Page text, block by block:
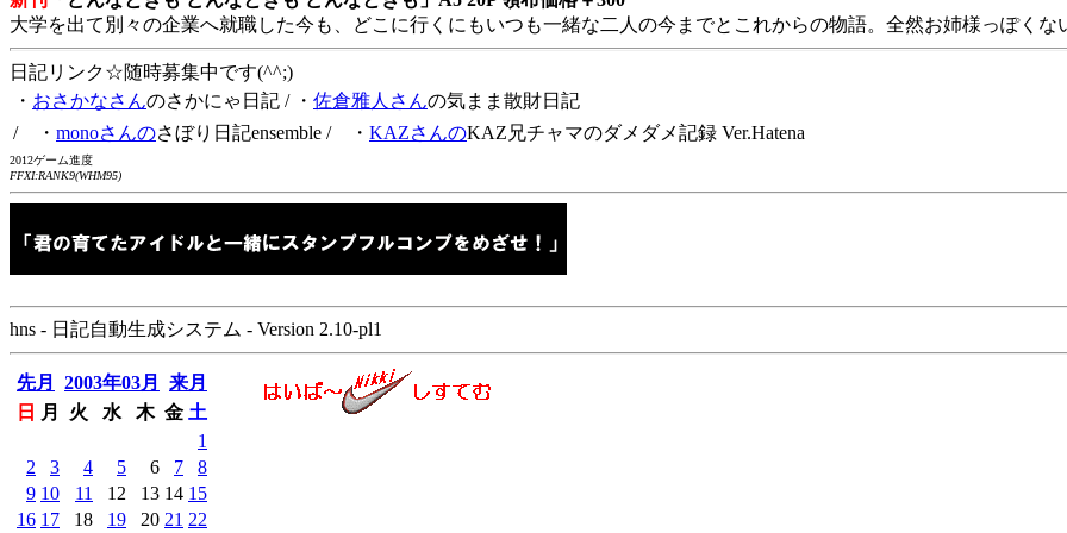
大学を出て別々の企業へ就職した今も、どこに行くにもいつも一緒な二人の今までとこれからの物語。全然お姉様っぽくな
日記リンク☆随時募集中です(^^;)
・ おさかなさんのさかにゃ日記 / ・ 佐倉雅人さんの気まま散財日記
/ ・ monoさんのさぼり日記ensemble / ・ KAZさんのKAZ兄チャマのダメダメ記録 Ver.Hatena
2012ゲーム進度
FFXI:RANK9(WHM95)
hns - 日記自動生成システム - Version 2.10-pl1
先月 2003年03月
来月
日
月 火 水 木 金 土
1
2
3 4 5 6 7
8
9 10 11 12 13 14 15
16 17 18 19 20 21 22